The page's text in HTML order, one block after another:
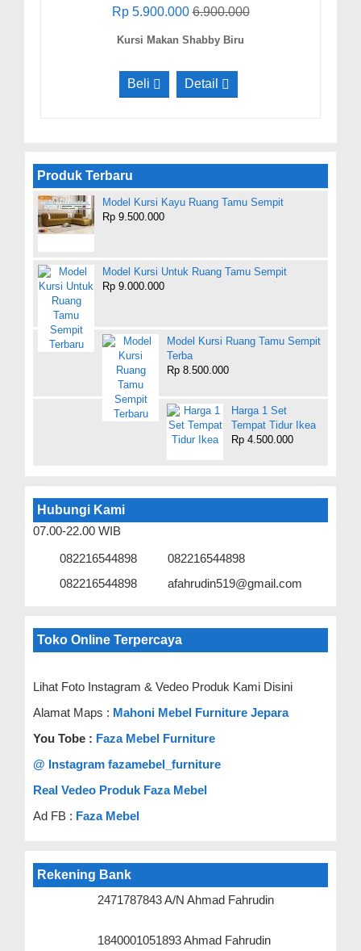
Rp 5.900.0006.900.000
Kursi Makan Shabby Biru
Beli Detail
Produk Terbaru
Model Kursi Kayu Ruang Tamu Sempit
Rp 9.500.000
Model Kursi Untuk Ruang Tamu Sempit
Rp 9.000.000
Model Kursi Ruang Tamu Sempit
Terba
Rp 8.500.000
Harga 1 Set
Tempat Tidur Ikea
Rp 4.500.000
Hubungi Kami
07.00-22.00 WIB
082216544898
082216544898
082216544898
afahrudin519@gmail.com
Toko Online Terpercaya
Lihat Foto Instagram & Vedeo Produk Kami Disini
Alamat Maps : Mahoni Mebel Furniture Jepara
You Tobe : Faza Mebel Furniture
@ Instagram fazamebel_furniture
Real Vedeo Produk Faza Mebel
Ad FB : Faza Mebel
Rekening Bank
2471787843 A/N Ahmad Fahrudin
1840001051893 Ahmad Fahrudin